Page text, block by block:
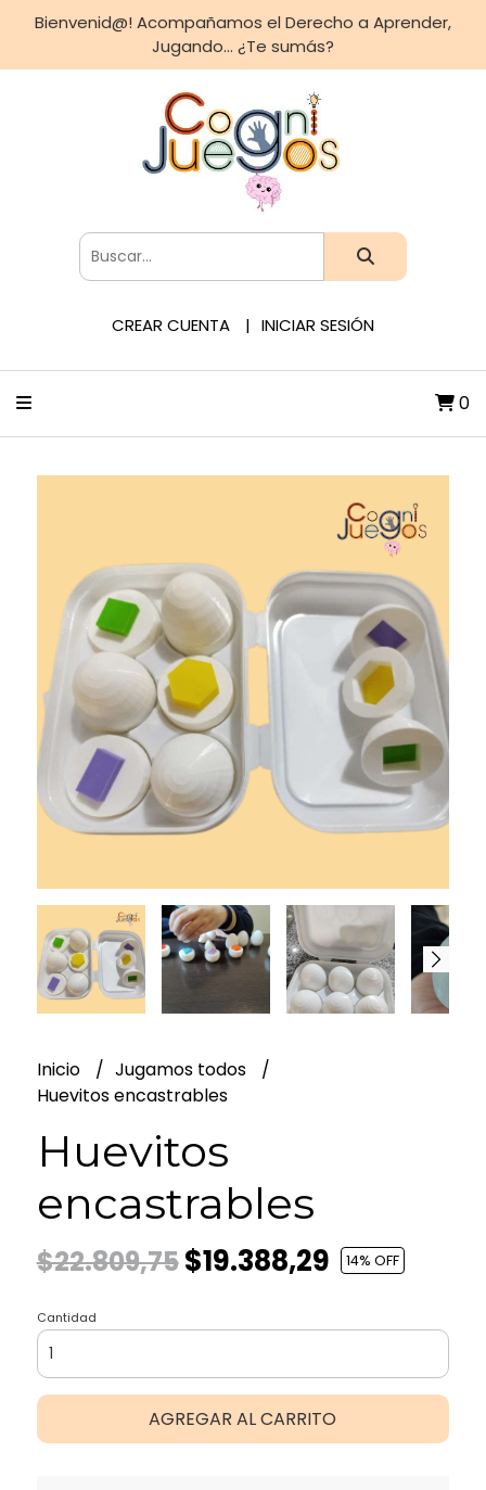
Bienvenid@! Acompañamos el Derecho a Aprender,
Jugando... ¿Te sumás?
CREAR CUENTA INICIAR SESIÓN
0
Inicio
Jugamos todos
Huevitos encastrables
Huevitos
encastrables
$22.809,75$19.388,29 14% OFF
Cantidad
AGREGAR AL CARRITO